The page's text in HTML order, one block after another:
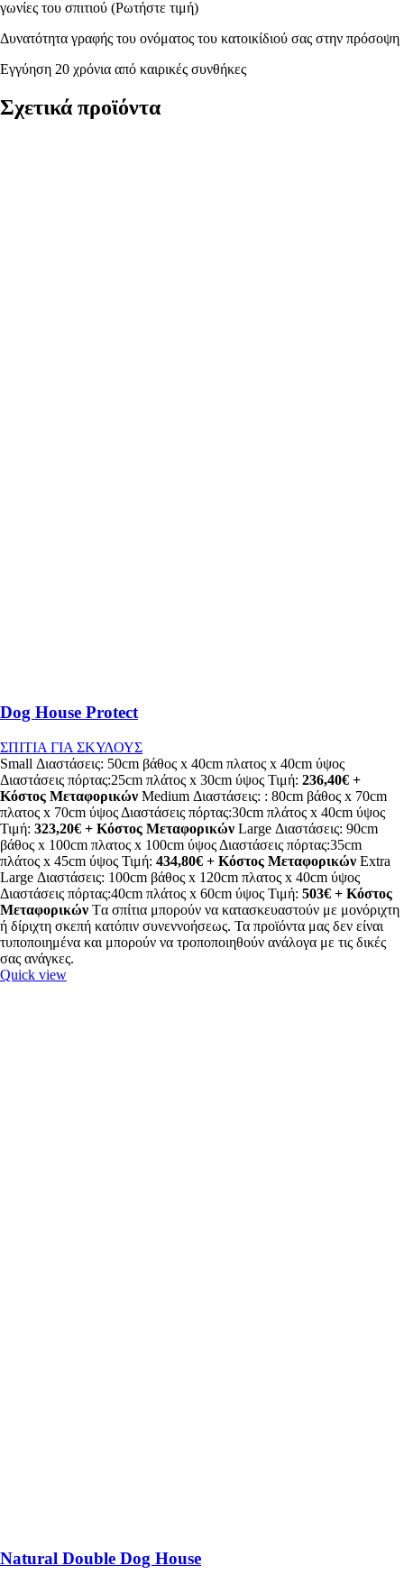
γωνίες του σπιτιού (Ρωτήστε τιμή)
Δυνατότητα γραφής του ονόματος του κατοικίδιού σας στην πρόσοψη
Εγγύηση 20 χρόνια από καιρικές συνθήκες
Σχετικά προϊόντα
Dog House Protect
ΣΠΙΤΙΑ ΓΙΑ ΣΚΥΛΟΥΣ
Small Διαστάσεις: 50cm βάθος x 40cm πλατος x 40cm ύψος
Διαστάσεις πόρτας:25cm πλάτος x 30cm ύψος Τιμή: 236,40€ +
Κόστος Μεταφορικών Medium Διαστάσεις: : 80cm βάθος x 70cm
πλατος x 70cm ύψος Διαστάσεις πόρτας:30cm πλάτος x 40cm ύψος
Τιμή: 323,20€ + Κόστος Μεταφορικών Large Διαστάσεις: 90cm
βάθος x 100cm πλατος x 100cm ύψος Διαστάσεις πόρτας:35cm
πλάτος x 45cm ύψος Τιμή: 434,80€ + Κόστος Μεταφορικών Extra
Large Διαστάσεις: 100cm βάθος x 120cm πλατος x 40cm ύψος
Διαστάσεις πόρτας:40cm πλάτος x 60cm ύψος Τιμή: 503€ + Κόστος
Μεταφορικών Tα σπίτια μπορούν να κατασκευαστούν με μονόριχτη
ή δίριχτη σκεπή κατόπιν συνεννοήσεως. Τα προϊόντα μας δεν είναι
τυποποιημένα και μπορούν να τροποποιηθούν ανάλογα με τις δικές
σας ανάγκες.
Quick view
Natural Double Dog House